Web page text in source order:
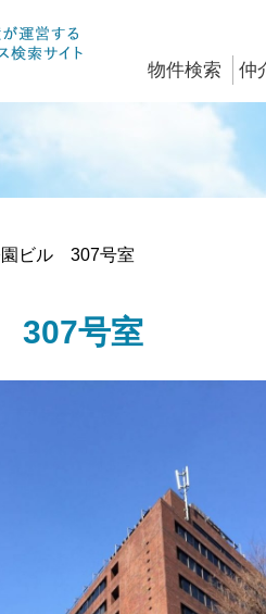
物件検索 仲
園ビル 307号室
307号室